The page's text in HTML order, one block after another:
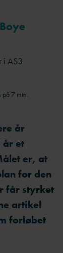
i AS3
på 7 min.
år
år et
er, at
for den
får styrket
artikel
forløbet